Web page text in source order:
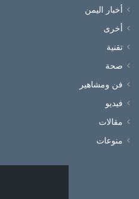
أخبار اليمن
أخرى
تقنية
صحة
فن ومشاهير
فيديو
مقالات
منوعات